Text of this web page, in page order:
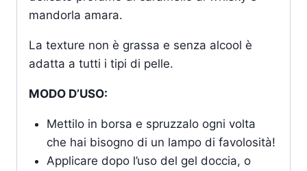
mandorla amara.
La texture non è grassa e senza alcool è
adatta a tutti i tipi di pelle.
MODO D’USO:
Mettilo in borsa e spruzzalo ogni volta
che hai bisogno di un lampo di favolosità!
Applicare dopo l’uso del gel doccia, o